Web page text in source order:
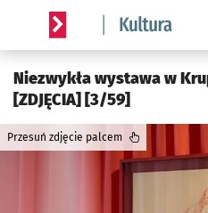
Serwis informacyjny
Niezwykła wystawa w
[ZDJĘCIA] [3/59]
Przesuń zdjęcie palcem